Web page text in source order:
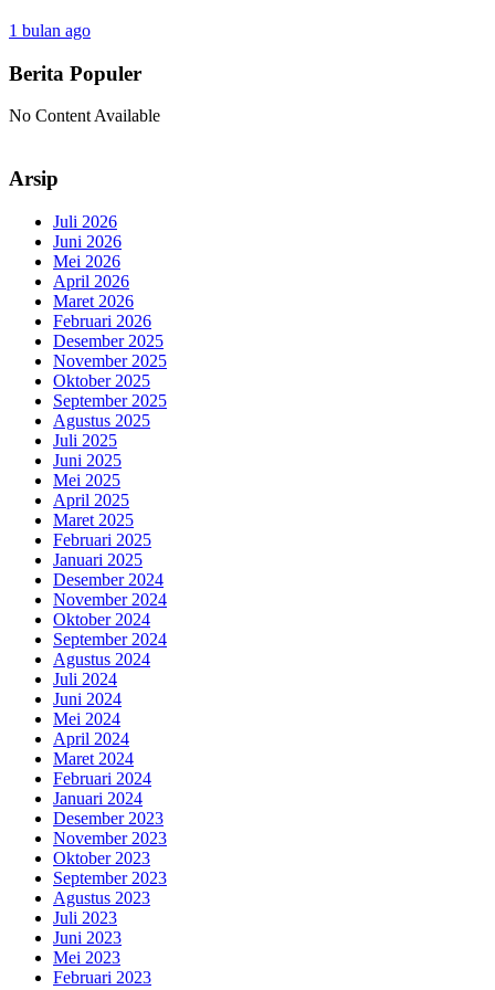
1 bulan ago
Berita Populer
No Content Available
Arsip
Juli 2026
Juni 2026
Mei 2026
April 2026
Maret 2026
Februari 2026
Desember 2025
November 2025
Oktober 2025
September 2025
Agustus 2025
Juli 2025
Juni 2025
Mei 2025
April 2025
Maret 2025
Februari 2025
Januari 2025
Desember 2024
November 2024
Oktober 2024
September 2024
Agustus 2024
Juli 2024
Juni 2024
Mei 2024
April 2024
Maret 2024
Februari 2024
Januari 2024
Desember 2023
November 2023
Oktober 2023
September 2023
Agustus 2023
Juli 2023
Juni 2023
Mei 2023
Februari 2023